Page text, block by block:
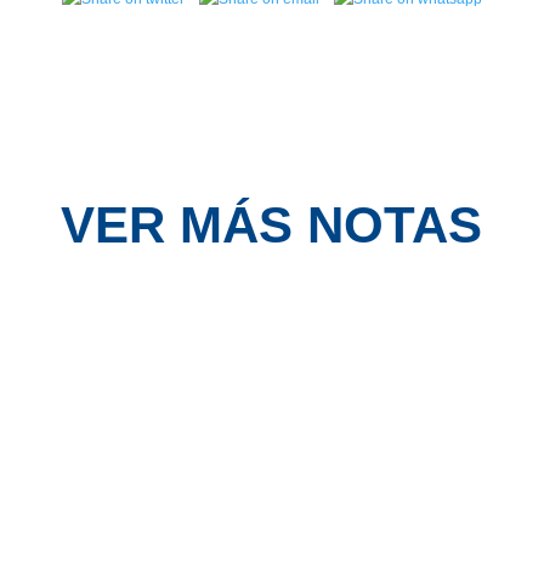
VER MÁS NOTAS